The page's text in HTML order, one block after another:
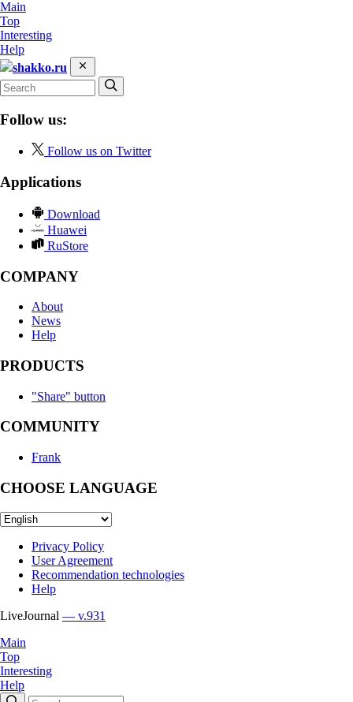
Main
Top
Interesting
Help
shakko.ru
Follow us:
Follow us on Twitter
Applications
Download
Huawei
RuStore
COMPANY
About
News
Help
PRODUCTS
"Share" button
COMMUNITY
Frank
CHOOSE LANGUAGE
Privacy Policy
User Agreement
Recommendation technologies
Help
LiveJournal — v.931
Main
Top
Interesting
Help